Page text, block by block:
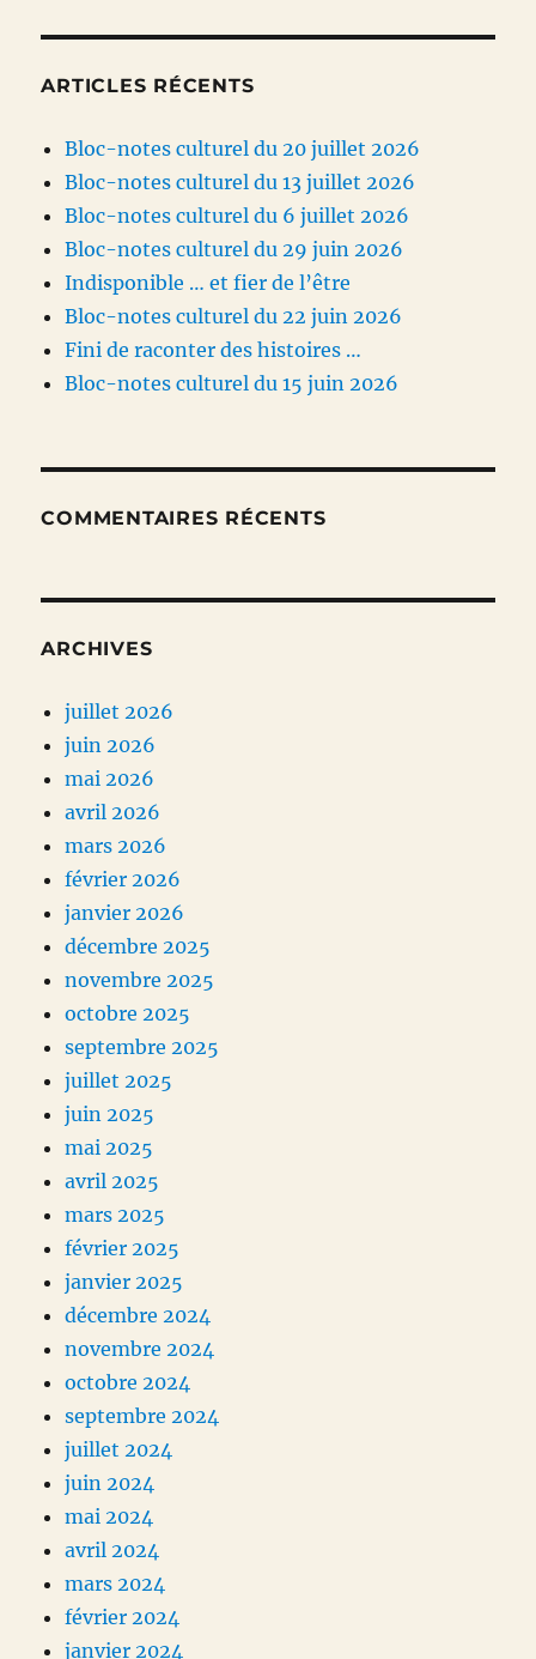
ARTICLES RÉCENTS
Bloc-notes culturel du 20 juillet 2026
Bloc-notes culturel du 13 juillet 2026
Bloc-notes culturel du 6 juillet 2026
Bloc-notes culturel du 29 juin 2026
Indisponible … et fier de l’être
Bloc-notes culturel du 22 juin 2026
Fini de raconter des histoires …
Bloc-notes culturel du 15 juin 2026
COMMENTAIRES RÉCENTS
ARCHIVES
juillet 2026
juin 2026
mai 2026
avril 2026
mars 2026
février 2026
janvier 2026
décembre 2025
novembre 2025
octobre 2025
septembre 2025
juillet 2025
juin 2025
mai 2025
avril 2025
mars 2025
février 2025
janvier 2025
décembre 2024
novembre 2024
octobre 2024
septembre 2024
juillet 2024
juin 2024
mai 2024
avril 2024
mars 2024
février 2024
janvier 2024